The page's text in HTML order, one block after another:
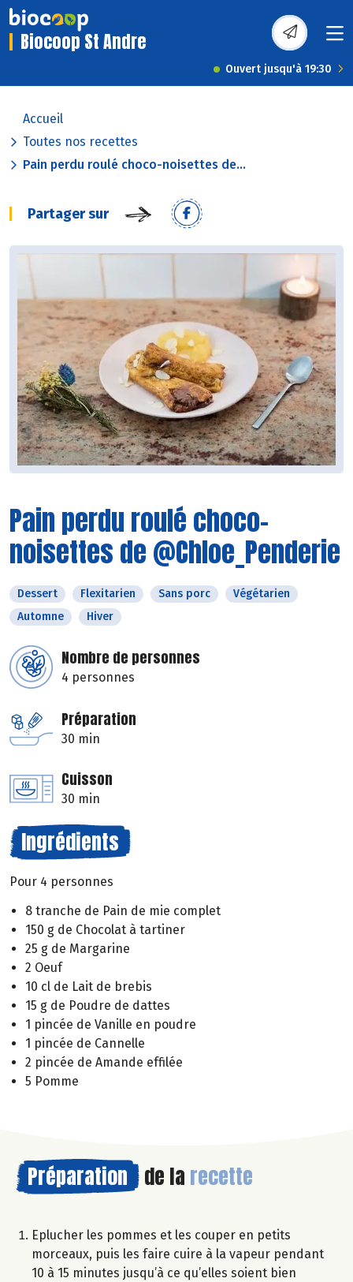
Biocoop St Andre
Ouvert jusqu'à 19:30
Accueil
Toutes nos recettes
Pain perdu roulé choco-noisettes de...
Partager sur
Pain perdu roulé choco-
noisettes de @Chloe_Penderie
Dessert Flexitarien Sans porc
Végétarien
Automne
Hiver
Nombre de personnes
4 personnes
Préparation
30 min
Cuisson
30 min
Ingrédients
Pour 4 personnes
8 tranche de Pain de mie complet
150 g de Chocolat à tartiner
25 g de Margarine
2 Oeuf
10 cl de Lait de brebis
15 g de Poudre de dattes
1 pincée de Vanille en poudre
1 pincée de Cannelle
2 pincée de Amande effilée
5 Pomme
Préparation de la recette
Eplucher les pommes et les couper en petits
morceaux, puis les faire cuire à la vapeur pendant
10 à 15 minutes jusqu’à ce qu’elles soient bien